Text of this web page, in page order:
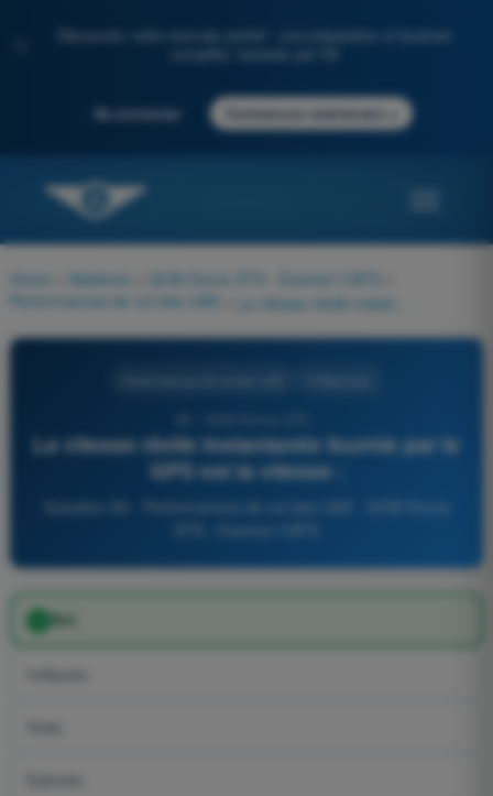
Découvrez notre nouveau portail : une préparation à l'examen
Se connecter Commencer maintenant
Home Matières QCM Drone STS - Examen CATS
Performances de vol des UAS
La vitesse réelle instantanée fournie par le
GPS est la vitesse :
Sol.